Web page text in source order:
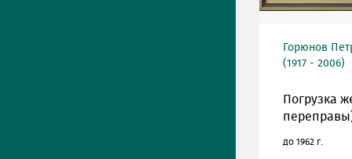
Горюнов
(1917 - 2006)
Погрузка
до 1962 г.